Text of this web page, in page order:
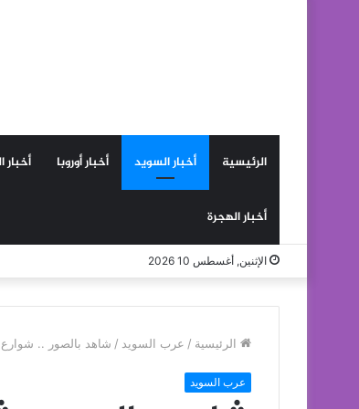
الرئيسية أخبار السويد أخبار أوروبا أخبار
أخبار الهجرة
الإثنين, أغسطس 10 2026
الرئيسية / عرب السويد / شاهد بالصور .. شوارع
عرب السويد